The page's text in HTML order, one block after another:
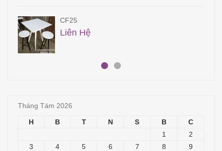
QA33
14,700,000
Tháng Tám 2026
H B T N S B
C
1
2
3
4 5 6 7 8
9